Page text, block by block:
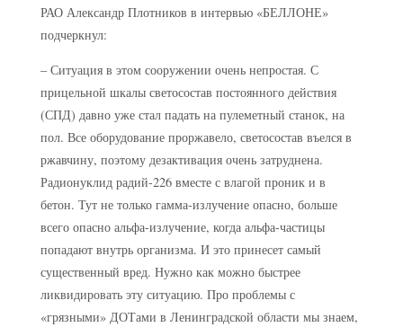
РАО Александр Плотников в интервью «БЕЛЛОНЕ»
подчеркнул:
– Ситуация в этом сооружении очень непростая. С
прицельной шкалы светосостав постоянного действия
(СПД) давно уже стал падать на пулеметный станок, на
пол. Все оборудование проржавело, светосостав въелся в
ржавчину, поэтому дезактивация очень затруднена.
Радионуклид радий-226 вместе с влагой проник и в
бетон. Тут не только гамма-излучение опасно, больше
всего опасно альфа-излучение, когда альфа-частицы
попадают внутрь организма. И это принесет самый
существенный вред. Нужно как можно быстрее
ликвидировать эту ситуацию. Про проблемы с
«грязными» ДОТами в Ленинградской области мы знаем,